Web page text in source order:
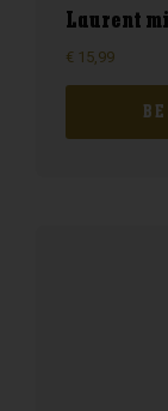
Laurent
€ 15,99